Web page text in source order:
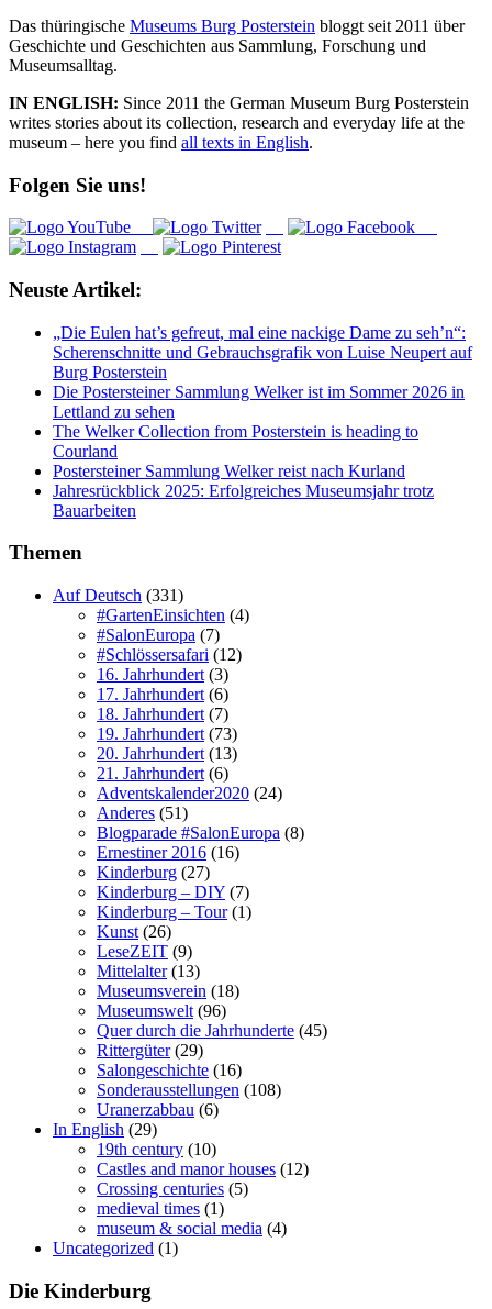
Das thüringische Museums Burg Posterstein bloggt seit 2011 über
Geschichte und Geschichten aus Sammlung, Forschung und
Museumsalltag.
IN ENGLISH: Since 2011 the German Museum Burg Posterstein
writes stories about its collection, research and everyday life at the
museum – here you find all texts in English.
Folgen Sie uns!
Neuste Artikel:
„Die Eulen hat’s gefreut, mal eine nackige Dame zu seh’n“:
Scherenschnitte und Gebrauchsgrafik von Luise Neupert auf
Burg Posterstein
Die Postersteiner Sammlung Welker ist im Sommer 2026 in
Lettland zu sehen
The Welker Collection from Posterstein is heading to
Courland
Postersteiner Sammlung Welker reist nach Kurland
Jahresrückblick 2025: Erfolgreiches Museumsjahr trotz
Bauarbeiten
Themen
Auf Deutsch (331)
#GartenEinsichten (4)
#SalonEuropa (7)
#Schlössersafari (12)
16. Jahrhundert (3)
17. Jahrhundert (6)
18. Jahrhundert (7)
19. Jahrhundert (73)
20. Jahrhundert (13)
21. Jahrhundert (6)
Adventskalender2020 (24)
Anderes (51)
Blogparade #SalonEuropa (8)
Ernestiner 2016 (16)
Kinderburg (27)
Kinderburg – DIY (7)
Kinderburg – Tour(1)
Kunst (26)
LeseZEIT (9)
Mittelalter(13)
Museumsverein (18)
Museumswelt (96)
Quer durch die Jahrhunderte (45)
Rittergüter(29)
Salongeschichte (16)
Sonderausstellungen (108)
Uranerzabbau (6)
In English (29)
19th century (10)
Castles and manor houses (12)
Crossing centuries (5)
medieval times (1)
museum & social media (4)
Uncategorized (1)
Die Kinderburg